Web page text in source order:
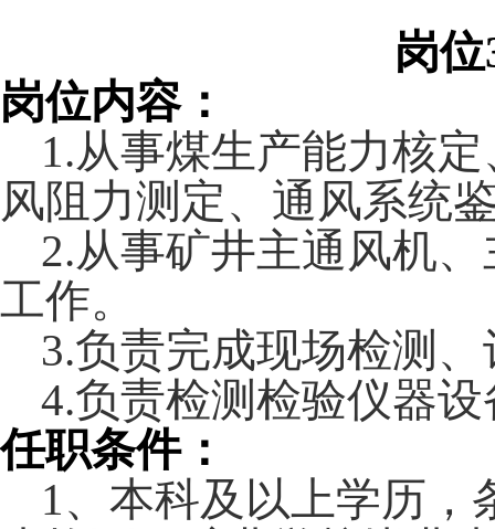
岗位
岗位内容：
1.从事煤生产能力核
风阻力测定、通风系统
2.从事矿井主通风机
工作。
3.负责完成现场检测
4.负责检测检验仪器
任职条件：
1、 本科及以上学历，